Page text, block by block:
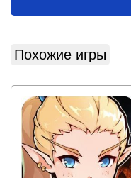
Похожие игры